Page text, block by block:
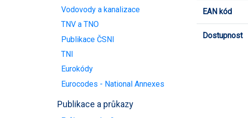
Vodovody a kanalizace
TNV a TNO
Publikace ČSNI
TNI
Eurokódy
Eurocodes - National Annexes
Publikace a průkazy
EAN kód
Dostupnost